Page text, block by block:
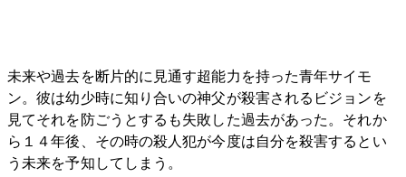
未来や過去を断片的に見通す超能力を持った青年サイモ
ン。彼は幼少時に知り合いの神父が殺害されるビジョンを
見てそれを防ごうとするも失敗した過去があった。それか
ら１４年後、その時の殺人犯が今度は自分を殺害するとい
う未来を予知してしまう。